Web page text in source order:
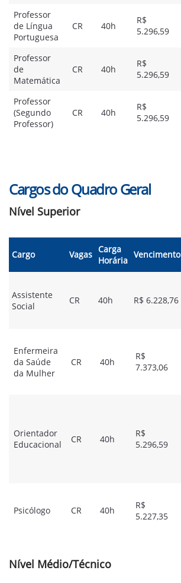
Professor
de Língua
Portuguesa
CR 40h
R$
5.296,59
Professor
de
Matemática
CR 40h
R$
5.296,59
Professor
(Segundo
Professor)
CR 40h
R$
5.296,59
Cargos do Quadro Geral
Nível Superior
Cargo Vagas Carga
Horária
Vencimento
Assistente
Social
CR 40h R$ 6.228,76
Enfermeira
da Saúde
da Mulher
CR 40h
R$
7.373,06
Orientador
Educacional
CR 40h
R$
5.296,59
Psicólogo CR 40h
R$
5.227,35
Nível Médio/Técnico